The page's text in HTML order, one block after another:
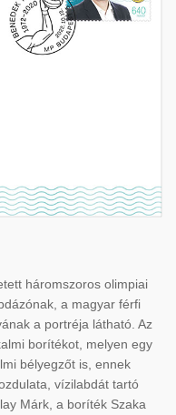
háromszoros olimpiai
a magyar férfi
a portréja látható. Az
borítékot, melyen egy
bélyegzőt is, ennek
vízilabdát tartó
Márk, a boríték Szaka